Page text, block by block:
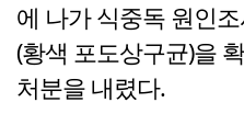
에 나가 식중독 원인
(황색 포도상구균)을
처분을 내렸다.